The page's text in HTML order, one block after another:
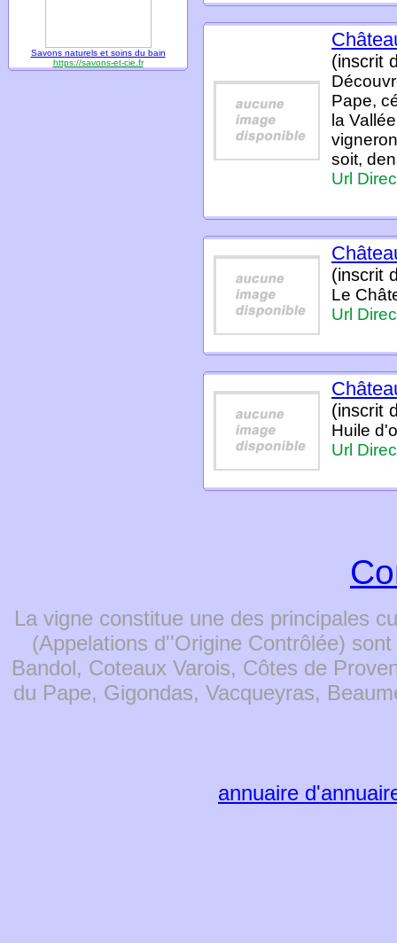
Savons naturels et soins du bain
https://savons-et-cie.fr
(inscrit
Pape,
la
soit,
Url
(inscrit
Le
Url
(inscrit
Huile
Url
La vigne constitue une des principales
(Appelations d''Origine Contrôlée)
Bandol, Coteaux Varois, Côtes de
du Pape, Gigondas, Vacqueyras,
annuaire